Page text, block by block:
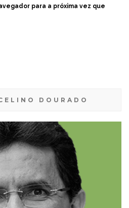
para a próxima vez que
DOURADO